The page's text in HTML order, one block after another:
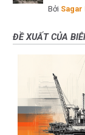
Bởi Sagar
ĐỀ XUẤT CỦA